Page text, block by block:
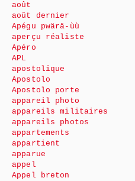
août
août dernier
Apégu pwärä-ùù
aperçu réaliste
Apéro
APL
apostolique
Apostolo
Apostolo porte
appareil photo
appareils militaires
appareils photos
appartements
appartient
apparue
appel
Appel breton